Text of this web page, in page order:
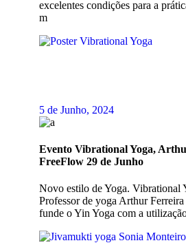
excelentes condições para a
m
5 de Junho, 2024
Evento Vibrational Yoga,
FreeFlow 29 de Junho
Novo estilo de Yoga. Vibrational
Professor de yoga Arthur
funde o Yin Yoga com a